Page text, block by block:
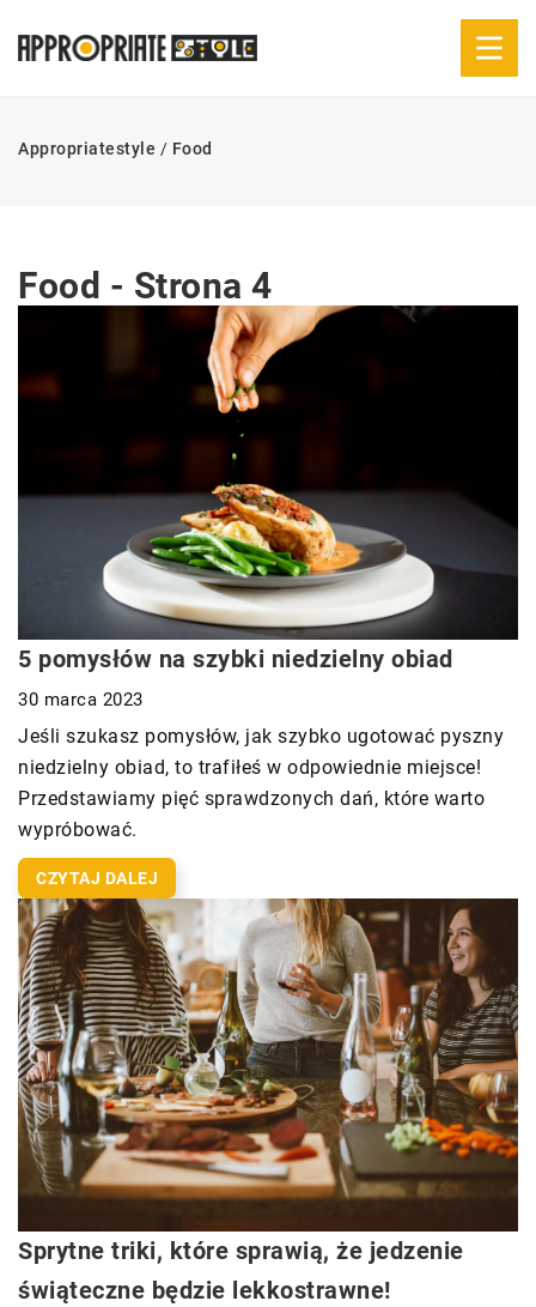
Appropriatestyle / Food
Food - Strona 4
5 pomysłów na szybki niedzielny obiad
30 marca 2023
Jeśli szukasz pomysłów, jak szybko ugotować pyszny
niedzielny obiad, to trafiłeś w odpowiednie miejsce!
Przedstawiamy pięć sprawdzonych dań, które warto
wypróbować.
CZYTAJ DALEJ
Sprytne triki, które sprawią, że jedzenie
świąteczne będzie lekkostrawne!